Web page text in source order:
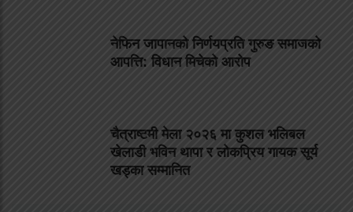
नेफिन जापानको निर्णयप्रति गुरुङ समाजको
आपत्ति: विधान मिचेको आरोप
चैत्राष्टमी मेला २०२६ मा कुशल भलिबल
खेलाडी भविन थापा र लोकप्रिय गायक सूर्य
खड्का सम्मानित